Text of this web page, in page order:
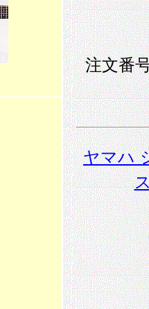
注文番
ヤマハ